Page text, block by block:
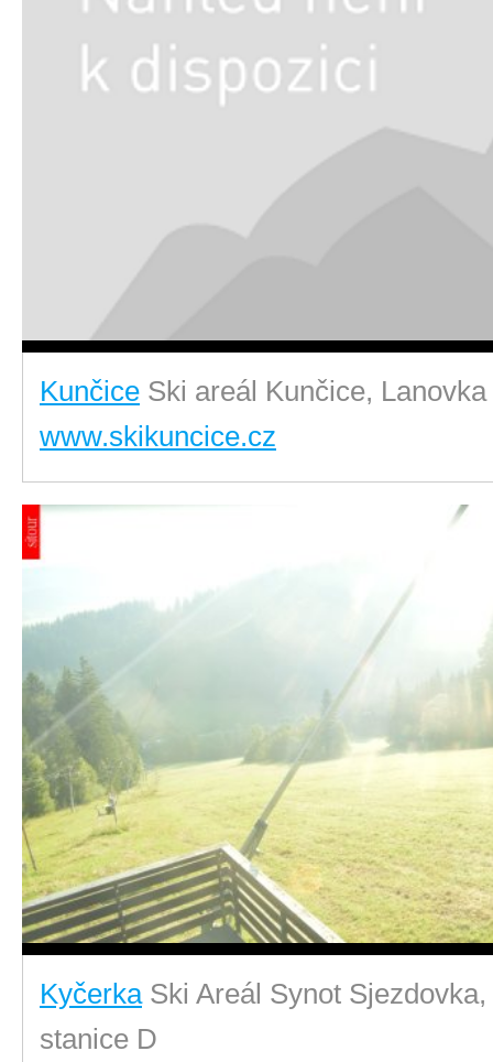
Kunčice Ski areál Kunčice,
www.skikuncice.cz
Kyčerka Ski Areál Synot
stanice D